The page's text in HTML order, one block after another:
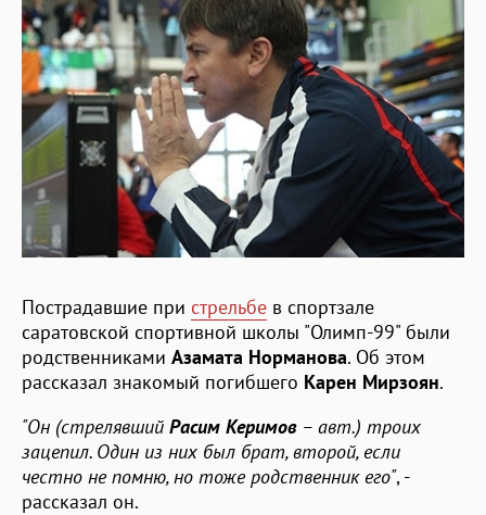
Пострадавшие при стрельбе в спортзале
саратовской спортивной школы "Олимп-99" были
родственниками Азамата Норманова. Об этом
рассказал знакомый погибшего Карен Мирзоян.
"Он (стрелявший Расим Керимов– авт.) троих
зацепил. Один из них был брат, второй, если
честно не помню, но тоже родственник его", -
рассказал он.